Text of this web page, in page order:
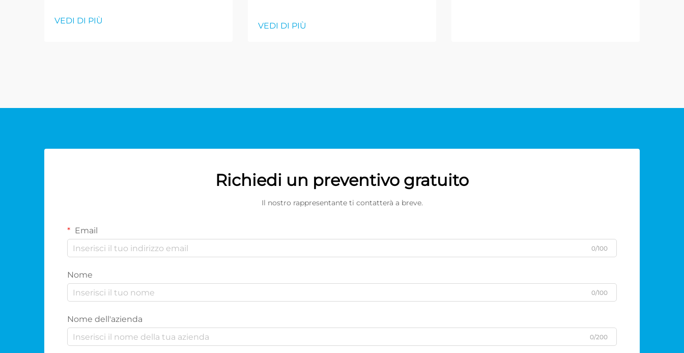
VEDI DI PIÙ
VEDI DI PIÙ
Richiedi un preventivo gratuito
Il nostro rappresentante ti contatterà a breve.
Email
0/100
Nome
0/100
Nome dell'azienda
0/200